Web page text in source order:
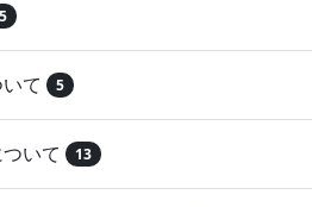
5
て 5
いて 13